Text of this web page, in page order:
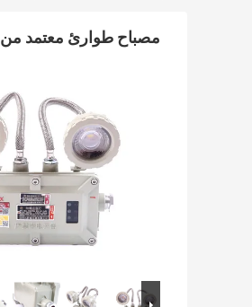
مصباح طوارئ معتمد من ATEX مضاد للاشتعال مع منطقة البطارية 1 2